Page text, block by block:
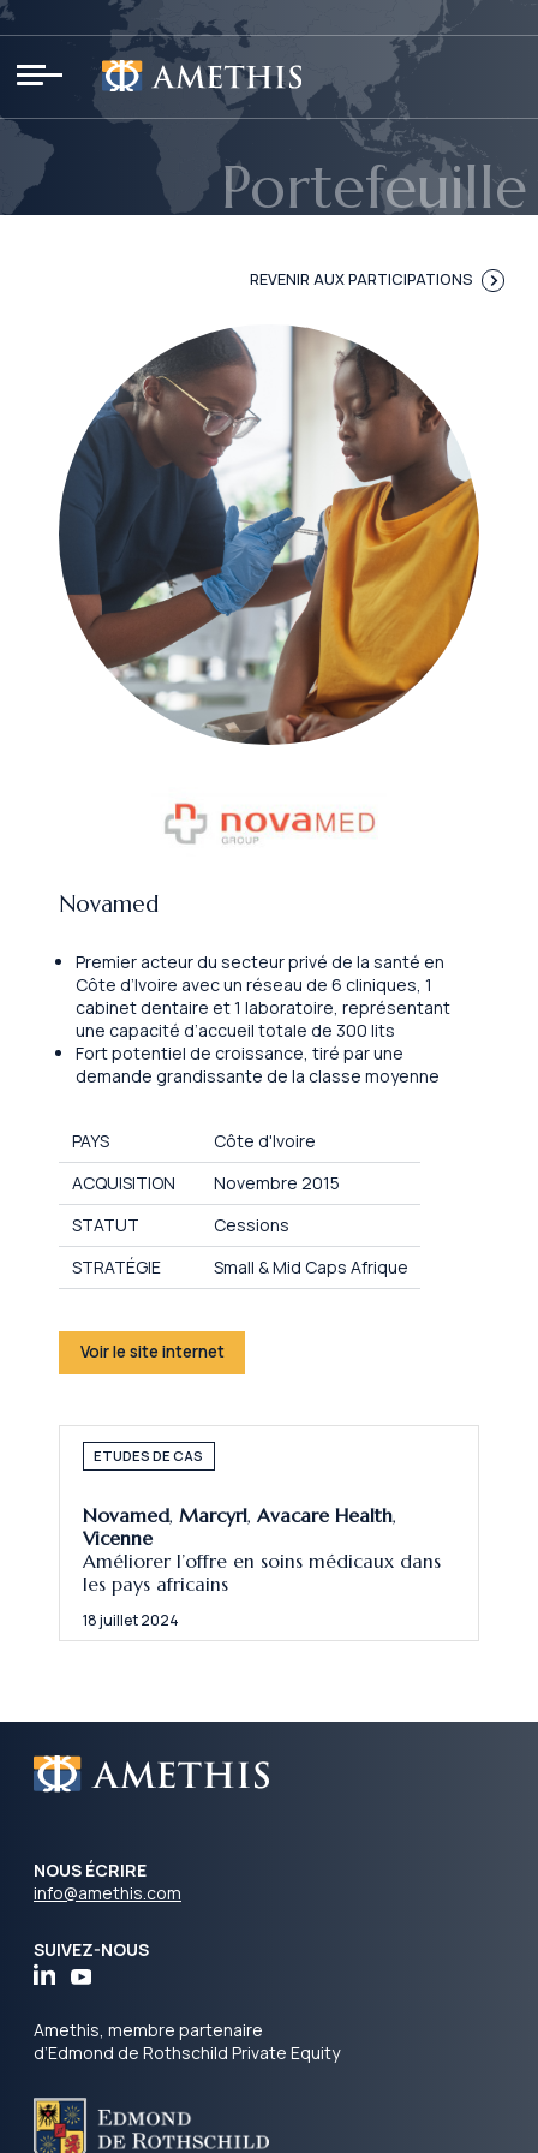
Portefeuille
REVENIR AUX PARTICIPATIONS
Novamed
Premier acteur du secteur privé de la santé en
Côte d’Ivoire avec un réseau de 6 cliniques, 1
cabinet dentaire et 1 laboratoire, représentant
une capacité d’accueil totale de 300 lits
Fort potentiel de croissance, tiré par une
demande grandissante de la classe moyenne
PAYS
Côte d'Ivoire
ACQUISITION
Novembre 2015
STATUT
Cessions
STRATÉGIE
Small & Mid Caps Afrique
Voir le site internet
ETUDES DE CAS
Novamed, Marcyrl, Avacare Health,
Vicenne
Améliorer l’offre en soins médicaux dans
les pays africains
18 juillet 2024
NOUS ÉCRIRE
info@amethis.com
SUIVEZ-NOUS
Amethis, membre partenaire
d’Edmond de Rothschild Private Equity
Panneau de gestion des cookies